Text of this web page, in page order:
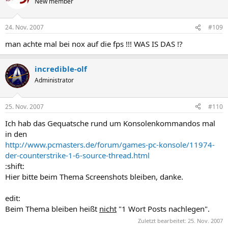
24. Nov. 2007 #109
man achte mal bei nox auf die fps !!! WAS IS DAS !?
incredible-olf
Administrator
25. Nov. 2007 #110
Ich hab das Gequatsche rund um Konsolenkommandos mal
in den
http://www.pcmasters.de/forum/games-pc-konsole/11974-
der-counterstrike-1-6-source-thread.html
:shift:
Hier bitte beim Thema Screenshots bleiben, danke.
edit:
Beim Thema bleiben heißt nicht "1 Wort Posts nachlegen".
Zuletzt bearbeitet: 25. Nov. 2007